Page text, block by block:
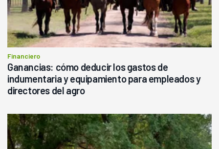
Financiero
Ganancias: cómo deducir los gastos de
indumentaria y equipamiento para empleados y
directores del agro